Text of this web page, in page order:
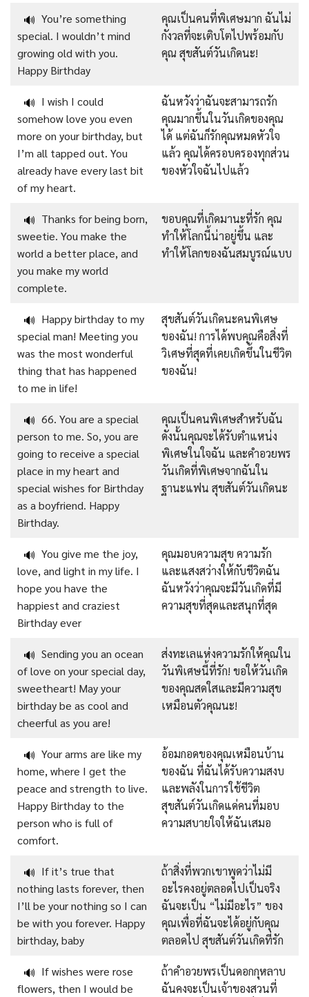
🔊 You’re something
special. I wouldn’t mind
growing old with you.
Happy Birthday
คุณเป็นคนที่พิเศษมาก ฉันไม่
กังวลที่จะเติบโตไปพร้อมกับ
คุณ สุขสันต์วันเกิดนะ!
🔊 I wish I could
somehow love you even
more on your birthday, but
I’m all tapped out. You
already have every last bit
of my heart.
ฉันหวังว่าฉันจะสามารถรัก
คุณมากขึ้นในวันเกิดของคุณ
ได้ แต่ฉันก็รักคุณหมดหัวใจ
แล้ว คุณได้ครอบครองทุกส่วน
ของหัวใจฉันไปแล้ว
🔊 Thanks for being born,
sweetie. You make the
world a better place, and
you make my world
complete.
ขอบคุณที่เกิดมานะที่รัก คุณ
ทำให้โลกนี้น่าอยู่ขึ้น และ
ทำให้โลกของฉันสมบูรณ์แบบ
🔊 Happy birthday to my
special man! Meeting you
was the most wonderful
thing that has happened
to me in life!
สุขสันต์วันเกิดนะคนพิเศษ
ของฉัน! การได้พบคุณคือสิ่งที่
วิเศษที่สุดที่เคยเกิดขึ้นในชีวิต
ของฉัน!
🔊 66. You are a special
person to me. So, you are
going to receive a special
place in my heart and
special wishes for Birthday
as a boyfriend. Happy
Birthday.
คุณเป็นคนพิเศษสำหรับฉัน
ดังนั้นคุณจะได้รับตำแหน่ง
พิเศษในใจฉัน และคำอวยพร
วันเกิดที่พิเศษจากฉันใน
ฐานะแฟน สุขสันต์วันเกิดนะ
🔊 You give me the joy,
love, and light in my life. I
hope you have the
happiest and craziest
Birthday ever
คุณมอบความสุข ความรัก
และแสงสว่างให้กับชีวิตฉัน
ฉันหวังว่าคุณจะมีวันเกิดที่มี
ความสุขที่สุดและสนุกที่สุด
🔊 Sending you an ocean
of love on your special day,
sweetheart! May your
birthday be as cool and
cheerful as you are!
ส่งทะเลแห่งความรักให้คุณใน
วันพิเศษนี้ที่รัก! ขอให้วันเกิด
ของคุณสดใสและมีความสุข
เหมือนตัวคุณนะ!
🔊 Your arms are like my
home, where I get the
peace and strength to live.
Happy Birthday to the
person who is full of
comfort.
อ้อมกอดของคุณเหมือนบ้าน
ของฉัน ที่ฉันได้รับความสงบ
และพลังในการใช้ชีวิต
สุขสันต์วันเกิดแด่คนที่มอบ
ความสบายใจให้ฉันเสมอ
🔊 If it’s true that
nothing lasts forever, then
I’ll be your nothing so I can
be with you forever. Happy
birthday, baby
ถ้าสิ่งที่พวกเขาพูดว่าไม่มี
อะไรคงอยู่ตลอดไปเป็นจริง
ฉันจะเป็น “ไม่มีอะไร” ของ
คุณเพื่อที่ฉันจะได้อยู่กับคุณ
ตลอดไป สุขสันต์วันเกิดที่รัก
🔊 If wishes were rose
flowers, then I would be
ถ้าคำอวยพรเป็นดอกกุหลาบ
ฉันคงจะเป็นเจ้าของสวนที่